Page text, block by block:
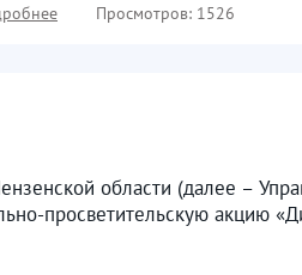
Просмотров: 1526
области (далее –
просветительскую акцию